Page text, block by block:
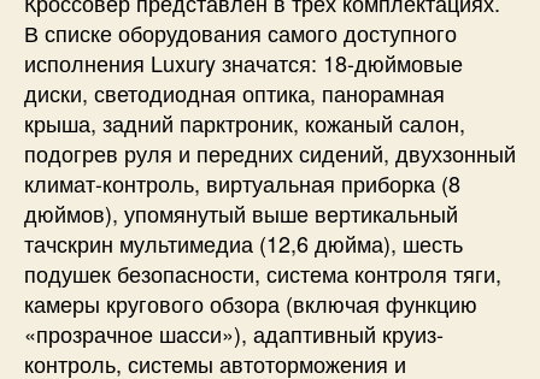
В списке оборудования самого доступного
исполнения Luxury значатся: 18-дюймовые
диски, светодиодная оптика, панорамная
крыша, задний парктроник, кожаный салон,
подогрев руля и передних сидений, двухзонный
климат-контроль, виртуальная приборка (8
дюймов), упомянутый выше вертикальный
тачскрин мультимедиа (12,6 дюйма), шесть
подушек безопасности, система контроля тяги,
камеры кругового обзора (включая функцию
«прозрачное шасси»), адаптивный круиз-
контроль, системы автоторможения и